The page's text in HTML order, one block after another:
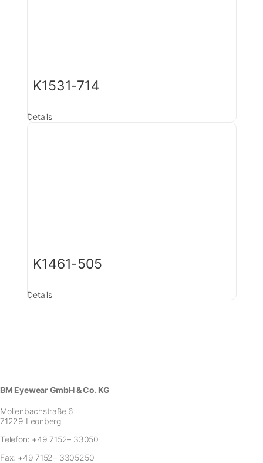
K1531-714
Details
K1461-505
Details
BM Eyewear GmbH & Co. KG
Mollenbachstraße 6
71229 Leonberg
Telefon: +49 7152– 33050
Fax: +49 7152– 3305250